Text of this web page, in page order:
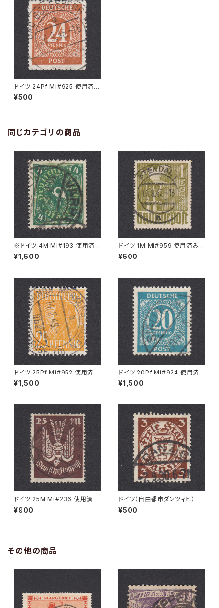
ドイツ 24Pf Mi#925 使用済み
切手｜BAD GODESBERG 26.
9.1946
¥500
同じカテゴリの商品
※ドイツ 4M Mi#193 使用済
み切手｜VARREL 30.11.1922
¥1,500
ドイツ 1M Mi#959 使用済み切
手｜STENDAL 11.8.1947
¥500
ドイツ 25Pf Mi#952 使用済み
切手｜MERKERSHAUSEN 14.
2.1948
¥1,500
ドイツ 20Pf Mi#924 使用済み
切手｜SIGLINGEN 7.11.1947
¥1,500
ドイツ 25M Mi#236 使用済み
切手｜BRESLAU 8.6.1923
¥900
ドイツ（自由都市ダンツィヒ） 3P
f Mi#216 使用済み切手｜DA
NZIG 2.9.1930
¥500
その他の商品